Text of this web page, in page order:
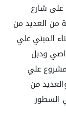
شارع
من العديد من
المبني علي
للغاية، حيث انه على 3 نواصي ودبل
علي
من
السطور